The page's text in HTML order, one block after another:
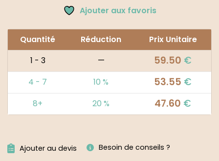
Ajouter aux favoris
Quantité Réduction
Prix Unitaire
1 - 3
— 59.50 €
4 - 7 10 % 53.55 €
8+ 20 % 47.60 €
Ajouter au devis Besoin de conseils ?